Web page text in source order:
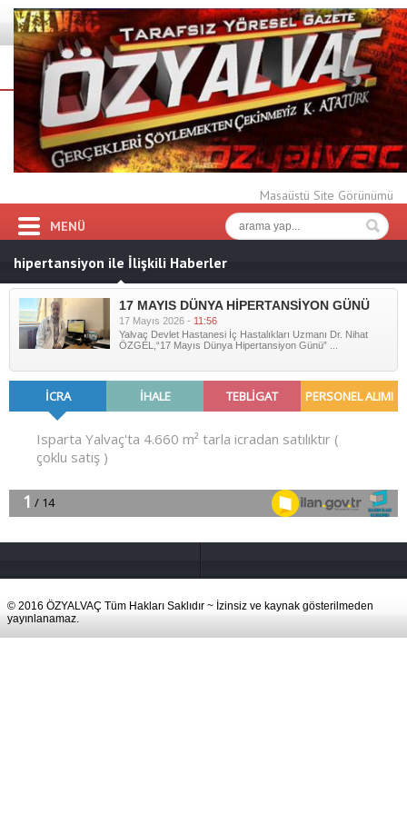
Masaüstü Site Görünümü
MENÜ
hipertansiyon ile İlişkili Haberler
17 MAYIS DÜNYA HİPERTANSİYON GÜNÜ
17 Mayıs 2026 - 11:56
Yalvaç Devlet Hastanesi İç Hastalıkları Uzmanı Dr. Nihat
ÖZGEL,“17 Mayıs Dünya Hipertansiyon Günü” ...
© 2016 ÖZYALVAÇ Tüm Hakları Saklıdır ~ İzinsiz ve kaynak gösterilmeden
yayınlanamaz.